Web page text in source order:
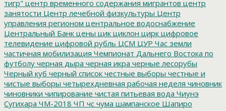
тигр" центр временного содержания мигрантов центр
занятости Центр лечебной физкультуры Центр
управления регионом центральное водоснабжение
Центральный Банк цены цик циклон цирк цифровое
телевидение цифровой рубль ЦСМ ЦУР Час земли
частичная мобилизация Чемпионат Дальнего Востока по
футболу черная дыра черная икра черные лесорубы
Черный куб черный список честные выборы честные и
чистые выборы четырехдневная рабочая неделя чиновник
чиновники чипирование чистая питьевая вода Чиунэ
Сугихара ЧМ-2018 ЧП чс чума шампанское Шапиро